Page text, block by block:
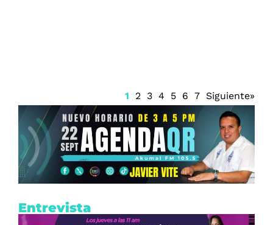
1 2 3 4 5 6 7 Siguiente»
Entrevista